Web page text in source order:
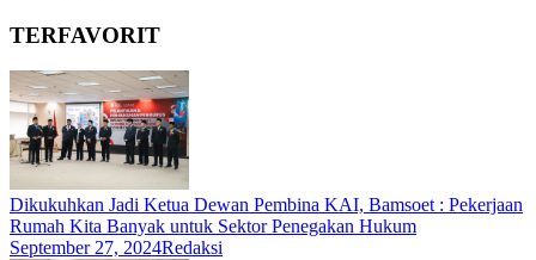
TERFAVORIT
Dikukuhkan Jadi Ketua Dewan Pembina KAI, Bamsoet : Pekerjaan
Rumah Kita Banyak untuk Sektor Penegakan Hukum
September 27, 2024Redaksi